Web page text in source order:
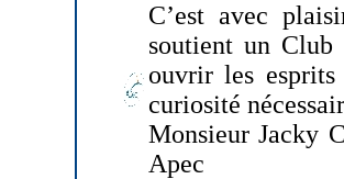
C’est avec
soutient un Club
ouvrir les
curiosité
Monsieur Jacky
Apec